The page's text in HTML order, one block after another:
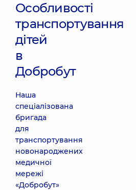
Особливості
транспортування
дітей
в
Добробут
Наша
спеціалізована
бригада
для
транспортування
новонароджених
медичної
мережі
«Добробут»